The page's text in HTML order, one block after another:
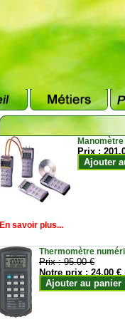
Prix :
Ajouter
En savoir plus...
Thermomètre
Prix :95.00 €
Notre prix :24.00 €
Ajouter au panier